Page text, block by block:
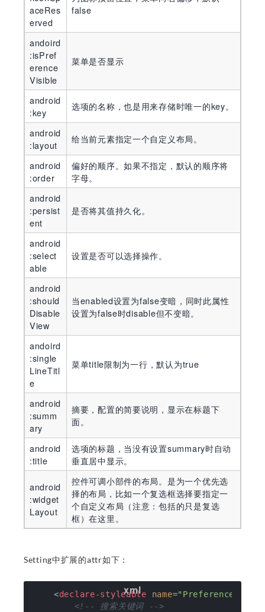
aceRes
erved
false
andoird
:isPref
erence
Visible
菜单是否显示
android
:key
选项的名称，也是用来存储时唯一的key。
android
:layout
给当前元素指定一个自定义布局。
android
:order
偏好的顺序。如果不指定，默认的顺序将
字母。
android
:persist
ent
是否将其值持久化。
android
:select
able
设置是否可以选择操作。
android
:should
Disable
View
当enabled设置为false变暗，同时此属性
设置为false时disable但不变暗。
andoird
:single
LineTitl
e
菜单title限制为一行，默认为true
android
:summ
ary
摘要，配置的简要说明，显示在标题下
面。
android
:title
选项的标题，当没有设置summary时自动
垂直居中显示。
android
:widget
Layout
控件可调小部件的布局。是为一个优先选
择的布局，比如一个复选框选择要指定一
个自定义布局（注意：包括的只是复选
框）在这里。
Setting中扩展的attr如下：
<declare-styleable name="Preference"
<!-- 搜索关键词 -->